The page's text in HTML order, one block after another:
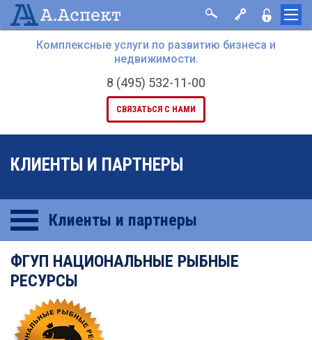
Комплексные услуги по развитию бизнеса и
недвижимости.
8 (495) 532-11-00
СВЯЗАТЬСЯ С НАМИ
КЛИЕНТЫ И ПАРТНЕРЫ
Клиенты и партнеры
ФГУП НАЦИОНАЛЬНЫЕ РЫБНЫЕ
РЕСУРСЫ